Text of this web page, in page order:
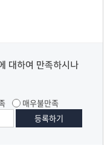
대하여 만족하시나
매우불만족